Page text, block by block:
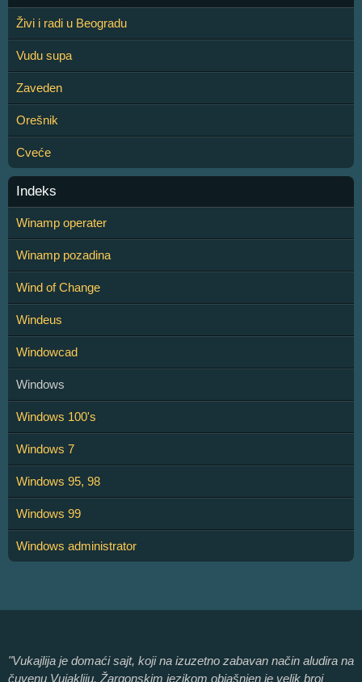
Živi i radi u Beogradu
Vudu supa
Zaveden
Orešnik
Cveće
Indeks
Winamp operater
Winamp pozadina
Wind of Change
Windeus
Windowcad
Windows
Windows 100's
Windows 7
Windows 95, 98
Windows 99
Windows administrator
"Vukajlija je domaći sajt, koji na izuzetno zabavan način aludira na
čuvenu Vujakliju. Žargonskim jezikom objašnjen je velik broj